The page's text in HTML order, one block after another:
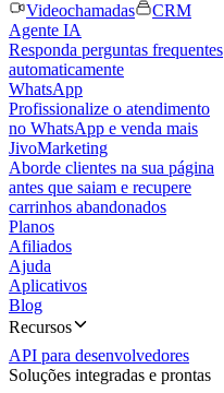
Videochamadas
CRM
Agente IA
Responda perguntas frequentes
automaticamente
WhatsApp
Profissionalize o atendimento
no WhatsApp e venda mais
JivoMarketing
Aborde clientes na sua página
antes que saiam e recupere
carrinhos abandonados
Planos
Afiliados
Ajuda
Aplicativos
Blog
Recursos
API para desenvolvedores
Soluções integradas e prontas